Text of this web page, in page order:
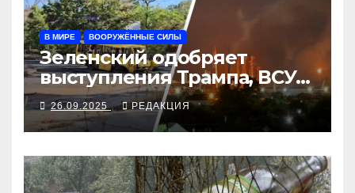
В МИРЕ ВООРУЖЁННЫЕ СИЛЫ
Зеленский одобряет
выступления Трампа, ВСУ
закрыли Добропольский
рубеж
26.09.2025 РЕДАКЦИЯ